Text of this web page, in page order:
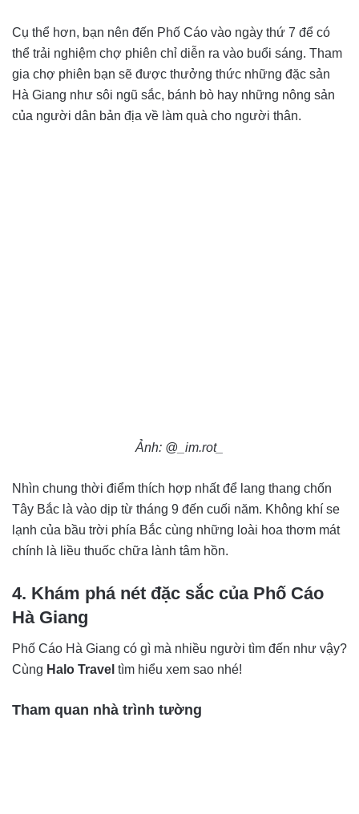
Cụ thể hơn, bạn nên đến Phố Cáo vào ngày thứ 7 để có
thể trải nghiệm chợ phiên chỉ diễn ra vào buổi sáng. Tham
gia chợ phiên bạn sẽ được thưởng thức những đặc sản
Hà Giang như sôi ngũ sắc, bánh bò hay những nông sản
của người dân bản địa về làm quà cho người thân.
Ảnh: @_im.rot_
Nhìn chung thời điểm thích hợp nhất để lang thang chốn
Tây Bắc là vào dịp từ tháng 9 đến cuối năm. Không khí se
lạnh của bầu trời phía Bắc cùng những loài hoa thơm mát
chính là liều thuốc chữa lành tâm hồn.
4. Khám phá nét đặc sắc của Phố Cáo
Hà Giang
Phố Cáo Hà Giang có gì mà nhiều người tìm đến như vậy?
Cùng Halo Travel tìm hiểu xem sao nhé!
Tham quan nhà trình tường